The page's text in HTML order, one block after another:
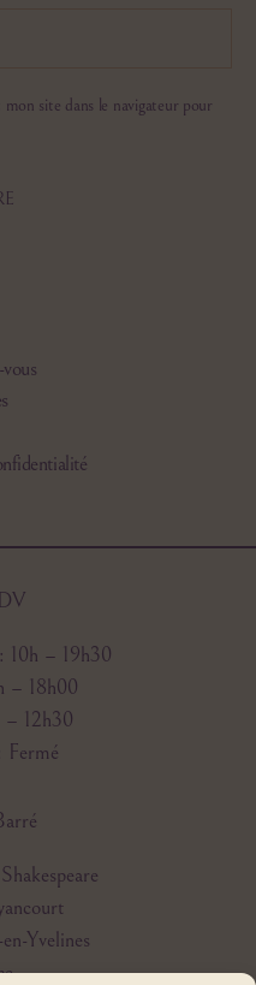
site dans le navigateur pour
10h – 19h30
– 18h00
– 12h30
Fermé
Yvelines